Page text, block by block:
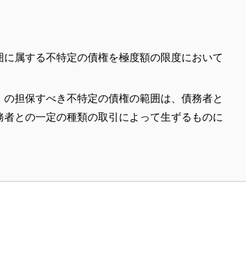
属する不特定の債権を極度額の限度において
担保すべき不特定の債権の範囲は、債務者と
との一定の種類の取引によって生ずるものに